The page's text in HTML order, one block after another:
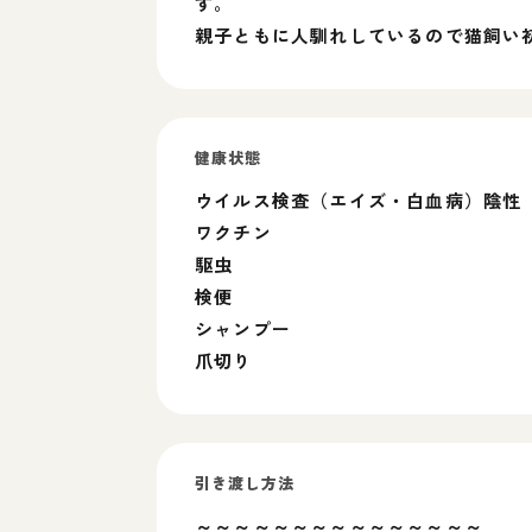
親子ともに人馴れしているので猫飼い
健康状態
ウイルス検査（エイズ・白血病）陰性
ワクチン
駆虫
検便
シャンプー
爪切り
引き渡し方法
～～～～～～～～～～～～～～～